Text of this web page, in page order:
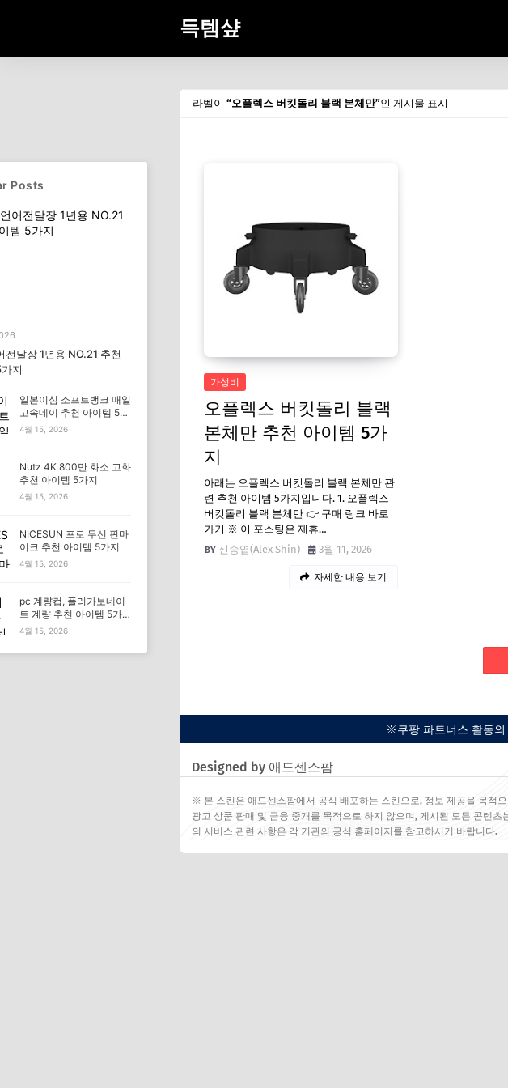
득템샾
라벨이 오플렉스 버킷돌리 블랙 본체만 인 게시물 표시
가성비
오플렉스 버킷돌리 블랙
본체만 추천 아이템 5가
지
아래는 오플렉스 버킷돌리 블랙 본체만 관
련 추천 아이템 5가지입니다. 1. 오플렉스
버킷돌리 블랙 본체만 👉 구매 링크 바로
가기 ※ 이 포스팅은 제휴…
신승엽(Alex Shin)
3월 11, 2026
자세한 내용 보기
※쿠팡 파트너스 활동의
Designed by 애드센스팜
※ 본 스킨은 애드센스팜에서 공식 배포하는 스킨으로, 정보 제공을 목적
광고 상품 판매 및 금융 중개를 목적으로 하지 않으며, 게시된 모든 콘텐
의 서비스 관련 사항은 각 기관의 공식 홈페이지를 참고하시기 바랍니다.
Posts
전달장 1년용 NO.21 추천
지
일본이심 소프트뱅크 매일
고속데이 추천 아이템 5가
지
4월 15, 2026
Nutz 4K 800만 화소 고화
추천 아이템 5가지
4월 15, 2026
NICESUN 프로 무선 핀마
이크 추천 아이템 5가지
4월 15, 2026
pc 계량컵, 폴리카보네이
트 계량 추천 아이템 5가
지
4월 15, 2026